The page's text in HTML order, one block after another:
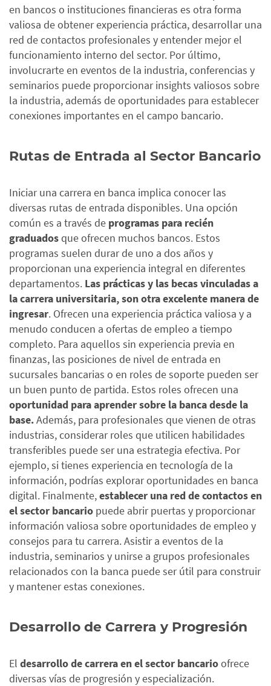
en bancos o instituciones financieras es otra forma
valiosa de obtener experiencia práctica, desarrollar una
red de contactos profesionales y entender mejor el
funcionamiento interno del sector. Por último,
involucrarte en eventos de la industria, conferencias y
seminarios puede proporcionar insights valiosos sobre
la industria, además de oportunidades para establecer
conexiones importantes en el campo bancario.
Rutas de Entrada al Sector Bancario
Iniciar una carrera en banca implica conocer las
diversas rutas de entrada disponibles. Una opción
común es a través de programas para recién
graduadosque ofrecen muchos bancos. Estos
programas suelen durar de uno a dos años y
proporcionan una experiencia integral en diferentes
departamentos. Las prácticas y las becas vinculadas a
la carrera universitaria, son otra excelente manera de
ingresar. Ofrecen una experiencia práctica valiosa y a
menudo conducen a ofertas de empleo a tiempo
completo. Para aquellos sin experiencia previa en
finanzas, las posiciones de nivel de entrada en
sucursales bancarias o en roles de soporte pueden ser
un buen punto de partida. Estos roles ofrecen una
oportunidad para aprender sobre la banca desde la
base.Además, para profesionales que vienen de otras
industrias, considerar roles que utilicen habilidades
transferibles puede ser una estrategia efectiva. Por
ejemplo, si tienes experiencia en tecnología de la
información, podrías explorar oportunidades en banca
digital. Finalmente,establecer una red de contactos en
el sector bancario puede abrir puertas y proporcionar
información valiosa sobre oportunidades de empleo y
consejos para tu carrera. Asistir a eventos de la
industria, seminarios y unirse a grupos profesionales
relacionados con la banca puede ser útil para construir
y mantener estas conexiones.
Desarrollo de Carrera y Progresión
El desarrollo de carrera en el sector bancarioofrece
diversas vías de progresión y especialización.